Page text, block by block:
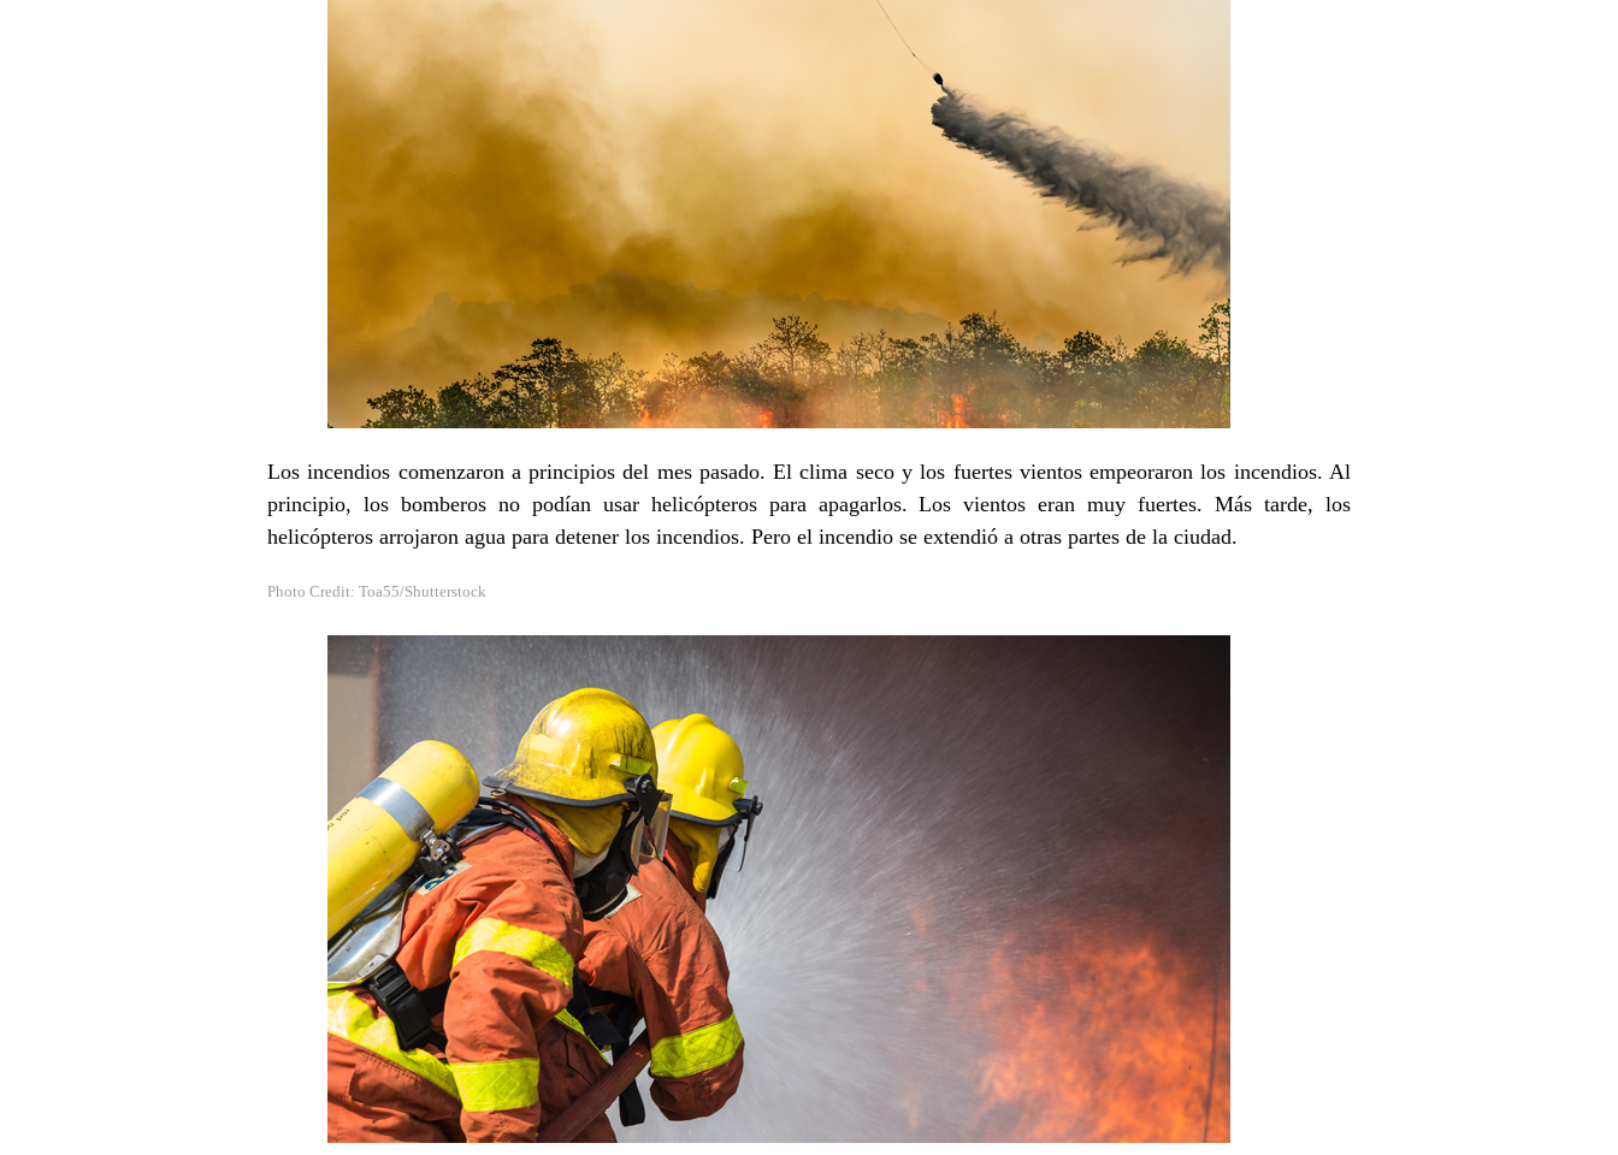
Los incendios comenzaron a principios del mes pasado. El clima seco y los fuertes vientos empeoraron los incendios. Al
principio, los bomberos no podían usar helicópteros para apagarlos. Los vientos eran muy fuertes. Más tarde, los
helicópteros arrojaron agua para detener los incendios. Pero el incendio se extendió a otras partes de la ciudad.
Photo Credit: Toa55/Shutterstock